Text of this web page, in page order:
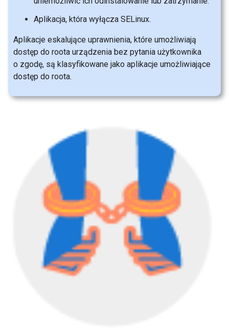
Aplikacja, która wyłącza SELinux.
Aplikacje eskalujące uprawnienia, które umożliwiają
dostęp do roota urządzenia bez pytania użytkownika
o zgodę, są klasyfikowane jako aplikacje umożliwiające
dostęp do roota.